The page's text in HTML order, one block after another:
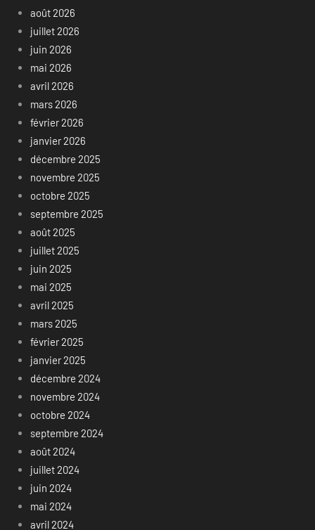
août 2026
juillet 2026
juin 2026
mai 2026
avril 2026
mars 2026
février 2026
janvier 2026
décembre 2025
novembre 2025
octobre 2025
septembre 2025
août 2025
juillet 2025
juin 2025
mai 2025
avril 2025
mars 2025
février 2025
janvier 2025
décembre 2024
novembre 2024
octobre 2024
septembre 2024
août 2024
juillet 2024
juin 2024
mai 2024
avril 2024